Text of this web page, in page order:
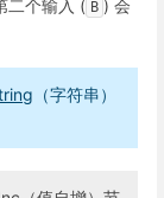
二个输入 ( B ) 会
（字符串）